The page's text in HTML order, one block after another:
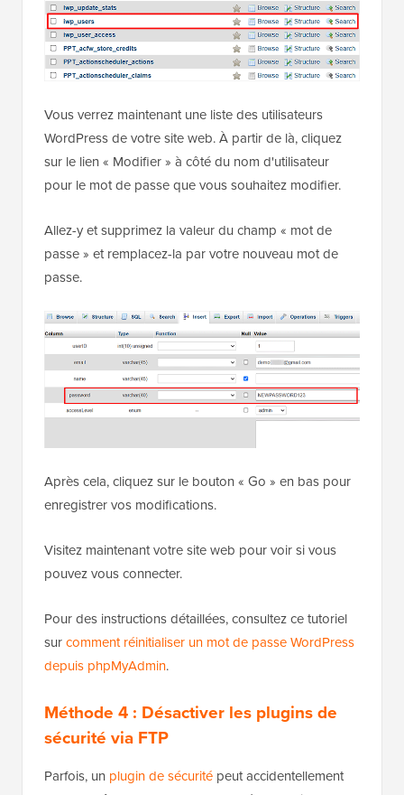
Vous verrez maintenant une liste des utilisateurs
WordPress de votre site web. À partir de là, cliquez
sur le lien « Modifier » à côté du nom d'utilisateur
pour le mot de passe que vous souhaitez modifier.
Allez-y et supprimez la valeur du champ « mot de
passe » et remplacez-la par votre nouveau mot de
passe.
Après cela, cliquez sur le bouton « Go » en bas pour
enregistrer vos modifications.
Visitez maintenant votre site web pour voir si vous
pouvez vous connecter.
Pour des instructions détaillées, consultez ce tutoriel
surcomment réinitialiser un mot de passe WordPress
depuis phpMyAdmin.
Méthode 4 : Désactiver les plugins de
sécurité via FTP
Parfois, un plugin de sécurité peut accidentellement